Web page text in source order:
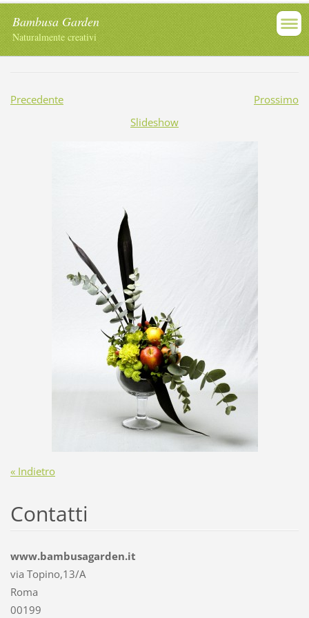
Bambusa Garden
Naturalmente creativi
Precedente
Prossimo
Slideshow
« Indietro
Contatti
www.bambusagarden.it
via Topino,13/A
Roma
00199